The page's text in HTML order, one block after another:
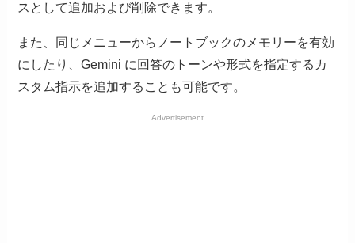
スとして追加および削除できます。
また、同じメニューからノートブックのメモリーを有効
にしたり、Gemini に回答のトーンや形式を指定するカ
スタム指示を追加することも可能です。
Advertisement